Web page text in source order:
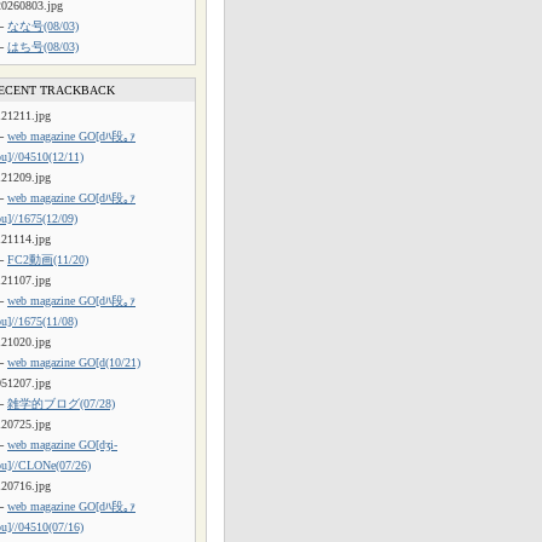
なな号(08/03)
はち号(08/03)
TRACKBACK
web magazine GO[dﾊ段｡ｧ
04510(12/11)
web magazine GO[dﾊ段｡ｧ
1675(12/09)
FC2動画(11/20)
web magazine GO[dﾊ段｡ｧ
1675(11/08)
web magazine GO[d(10/21)
雑学的ブログ(07/28)
web magazine GO[dʒi-
CLONe(07/26)
web magazine GO[dﾊ段｡ｧ
04510(07/16)